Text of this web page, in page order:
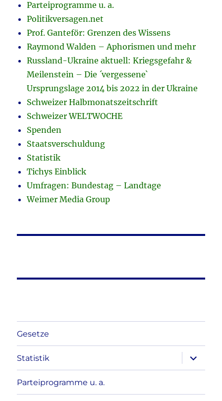
Parteiprogramme u. a.
Politikversagen.net
Prof. Ganteför: Grenzen des Wissens
Raymond Walden – Aphorismen und mehr
Russland-Ukraine aktuell: Kriegsgefahr &
Meilenstein – Die ´vergessene`
Ursprungslage 2014 bis 2022 in der Ukraine
Schweizer Halbmonatszeitschrift
Schweizer WELTWOCHE
Spenden
Staatsverschuldung
Statistik
Tichys Einblick
Umfragen: Bundestag – Landtage
Weimer Media Group
Gesetze
Statistik
anzeigen
Parteiprogramme u. a.